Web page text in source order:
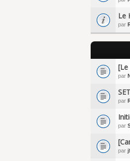
Le
par
[Le
par
par
par
par